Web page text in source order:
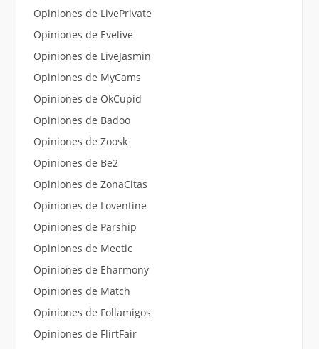
Opiniones de LivePrivate
Opiniones de Evelive
Opiniones de LiveJasmin
Opiniones de MyCams
Opiniones de OkCupid
Opiniones de Badoo
Opiniones de Zoosk
Opiniones de Be2
Opiniones de ZonaCitas
Opiniones de Loventine
Opiniones de Parship
Opiniones de Meetic
Opiniones de Eharmony
Opiniones de Match
Opiniones de Follamigos
Opiniones de FlirtFair